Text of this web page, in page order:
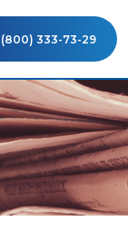
(800) 333-73-29